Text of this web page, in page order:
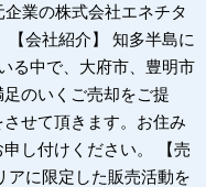
業の株式会社エネチタ
【会社紹介】 知多半島に
る中で、大府市、豊明市
のいくご売却をご提
せて頂きます。お住み
し付けください。 【売
アに限定した販売活動を